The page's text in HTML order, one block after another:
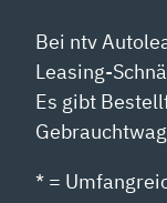
Bei ntv
Leasing-
Es gibt
* =